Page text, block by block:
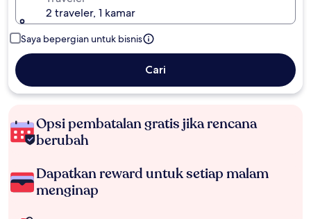
2 traveler, 1 kamar
Saya bepergian untuk bisnis
Cari
Opsi pembatalan gratis jika rencana
berubah
Dapatkan reward untuk setiap malam
menginap